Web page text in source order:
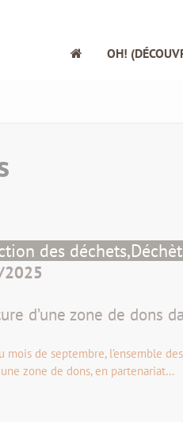
OH!
des déchets,
d’une zone de dons
mois de septembre, l’ensemble
zone de dons, en partenariat…